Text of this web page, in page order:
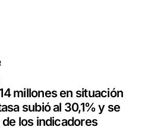
millones en situación
subió al 30,1% y se
los indicadores